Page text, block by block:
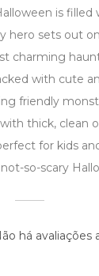
is filled
hero sets out
charming
with cute
friendly
thick, clean
for kids
so-scary
há avaliações